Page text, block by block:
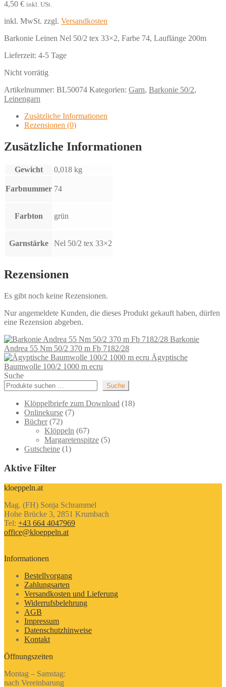
4,50 € inkl. USt.
inkl. MwSt. zzgl. Versandkosten
Barkonie Leinen Nel 50/2 tex 33×2, Farbe 74, Lauflänge 200m
Lieferzeit: 4-5 Tage
Nicht vorrätig
Artikelnummer: BL50074 Kategorien: Garn, Barkonie 50/2,
Leinengarn
Zusätzliche Informationen
Rezensionen (0)
Zusätzliche Informationen
Gewicht 0,018 kg
Farbnummer 74
Farbton grün
Garnstärke Nel 50/2 tex 33×2
Rezensionen
Es gibt noch keine Rezensionen.
Nur angemeldete Kunden, die dieses Produkt gekauft haben, dürfen
eine Rezension abgeben.
Barkonie
Andrea 55 Nm 50/2 370 m Fb 7182/28
Ägyptische
Baumwolle 100/2 1000 m ecru
Suche
Suche
Klöppelbriefe zum Download 1818
Onlinekurse 77
Bücher 7272
Produkte
Klöppeln 6767
Produkte
Margaretenspitze 55
Gutscheine 11
Aktive Filter
kloeppeln.at
Mag. (FH) Sonja Schrammel
Hohe Brücke 3, 2851 Krumbach
Tel: +43 664 4047969
office@kloeppeln.at
Informationen
Bestellvorgang
Zahlungsarten
Versandkosten und Lieferung
Widerrufsbelehrung
AGB
Impressum
Datenschutzhinweise
Kontakt
Öffnungszeiten
Montag – Samstag:
nach Vereinbarung